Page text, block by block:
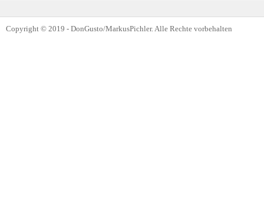
Copyright © 2019 - DonGusto/MarkusPichler. Alle Rechte vorbehalten